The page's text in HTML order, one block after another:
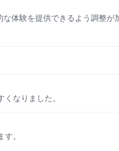
体験を提供できるよう調整が
なりました。
。